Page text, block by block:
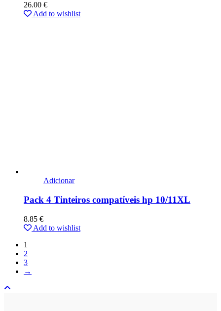
26.00 €
Add to wishlist
Adicionar
Pack 4 Tinteiros compatíveis hp 10/11XL
8.85 €
Add to wishlist
1
2
3
→